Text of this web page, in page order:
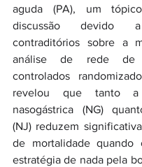
aguda (PA), um
discussão devido
contraditórios sobre a
análise de rede de
controlados
revelou que tanto a
nasogástrica (NG)
(NJ) reduzem
de mortalidade quando
estratégia de nada pela